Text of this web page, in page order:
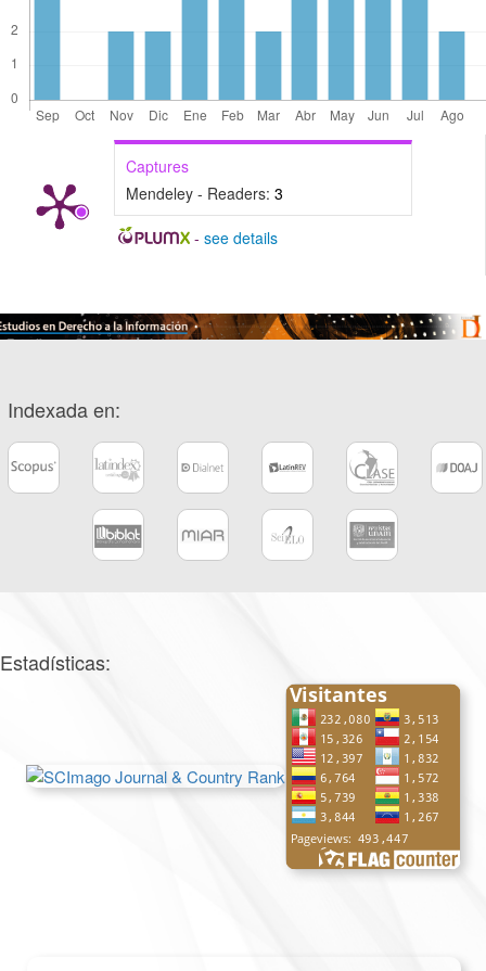
Captures
Mendeley - Readers: 3
- see details
Indexada en:
Estadísticas: